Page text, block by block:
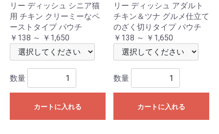
リー ディッシュ シニア猫
用 チキン クリーミーなペ
ーストタイプ パウチ
￥138 ～ ￥1,650
数量
カートに入れる
リー ディッシュ アダルト
チキン＆ツナ グルメ仕立て
のざく切りタイプ パウチ
￥138 ～ ￥1,650
数量
カートに入れる